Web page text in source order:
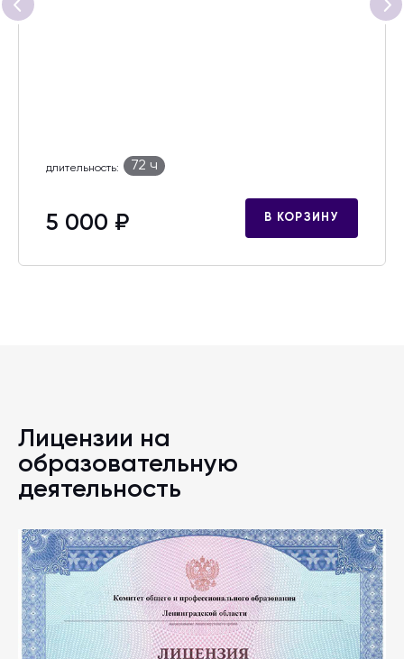
длительность: 72 ч
5 000 ₽ В КОРЗИНУ
Лицензии на
образовательную
деятельность